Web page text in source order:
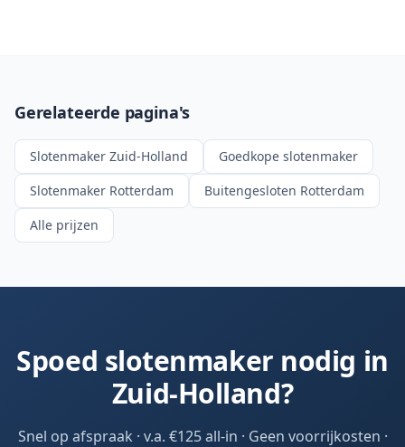
Gerelateerde pagina's
Slotenmaker Zuid-Holland
Goedkope slotenmaker
Slotenmaker Rotterdam
Buitengesloten Rotterdam
Alle prijzen
Spoed slotenmaker nodig in
Zuid-Holland?
Snel op afspraak · v.a. €125 all-in · Geen voorrijkosten ·